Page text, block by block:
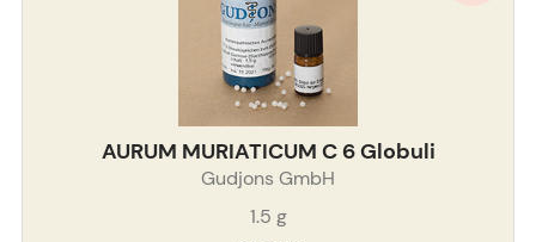
AURUM MURIATICUM C 6 Globuli
Gudjons GmbH
1.5 g